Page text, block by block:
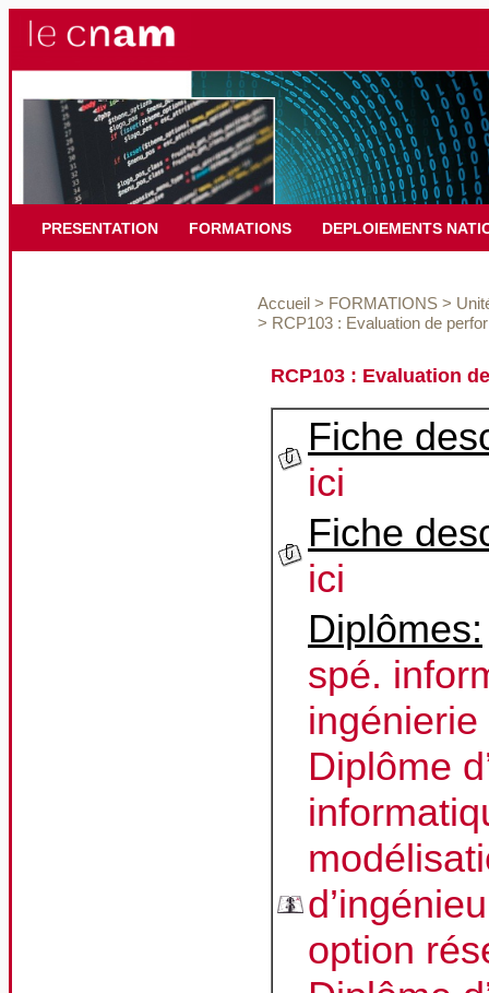
PRESENTATION FORMATIONS DEPLOIEMENTS
Accueil > FORMATIONS >
> RCP103 : Evaluation de
RCP103 : Evaluation
Fiche
ici
Fiche
ici
Diplômes:
spé.
Diplôme
option